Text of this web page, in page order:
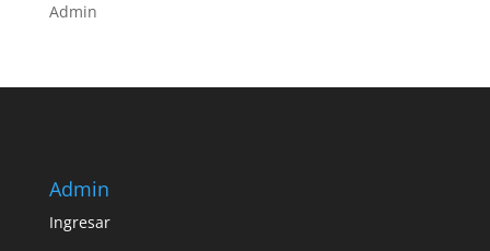
Admin
Admin
Ingresar